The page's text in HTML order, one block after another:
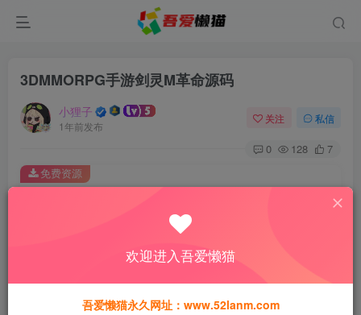
3DMMORPG手游剑灵M革命源码
小狸子
1年前发布
关注 私信
0 128 7
此内容为免费资源，请登录后查看
本站所有资源均为网络收集整理而来，仅供学习研究使用，请在下
载后24h内删除，谢谢合作！
免费资源
欢迎进入吾爱懒猫
吾爱懒猫永久网址：www.52lanm.com